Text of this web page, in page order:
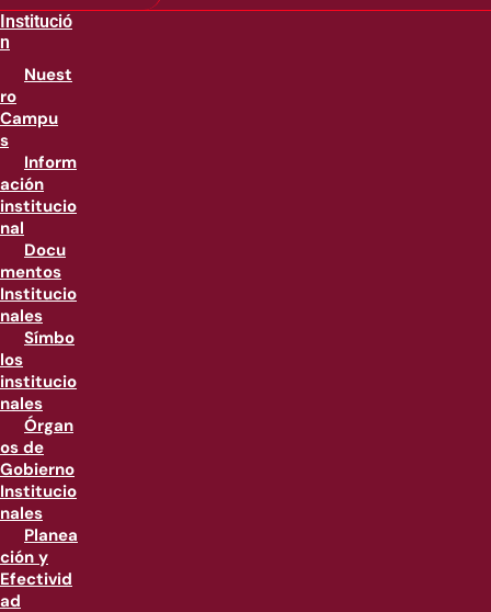
Institució
n
Nuest
ro
Campu
s
Inform
ación
institucio
nal
Docu
mentos
Institucio
nales
Símbo
los
institucio
nales
Órgan
os de
Gobierno
Institucio
nales
Planea
ción y
Efectivid
ad